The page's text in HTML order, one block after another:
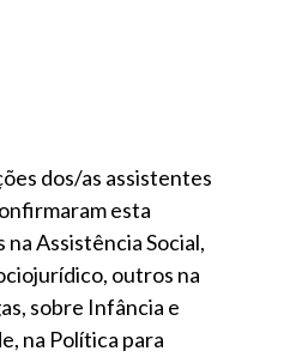
dos/as assistentes
esta
Assistência Social,
outros na
sobre Infância e
na Política para